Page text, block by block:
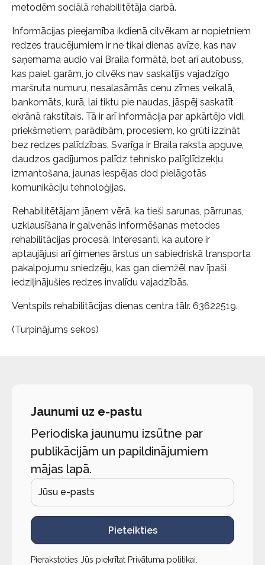
metodēm sociālā rehabilitētāja darbā.
Informācijas pieejamība ikdienā cilvēkam ar nopietniem
redzes traucējumiem ir ne tikai dienas avīze, kas nav
saņemama audio vai Braila formātā, bet arī autobuss,
kas paiet garām, jo cilvēks nav saskatījis vajadzīgo
maršruta numuru, nesalasāmās cenu zīmes veikalā,
bankomāts, kurā, lai tiktu pie naudas, jāspēj saskatīt
ekrānā rakstītais. Tā ir arī informācija par apkārtējo vidi,
priekšmetiem, parādībām, procesiem, ko grūti izzināt
bez redzes palīdzības. Svarīga ir Braila raksta apguve,
daudzos gadījumos palīdz tehnisko palīglīdzekļu
izmantošana, jaunas iespējas dod pielāgotās
komunikāciju tehnoloģijas.
Rehabilitētājam jāņem vērā, ka tieši sarunas, pārrunas,
uzklausīšana ir galvenās informēšanas metodes
rehabilitācijas procesā. Interesanti, ka autore ir
aptaujājusi arī ģimenes ārstus un sabiedriskā transporta
pakalpojumu sniedzēju, kas gan diemžēl nav īpaši
iedziļinājušies redzes invalīdu vajadzībās.
Ventspils rehabilitācijas dienas centra tālr. 63622519.
(Turpinājums sekos)
Jaunumi uz e-pastu
Periodiska jaunumu izsūtne par
publikācijām un papildinājumiem
mājas lapā.
Pieteikties
Pierakstoties Jūs piekrītat Privātuma politikai